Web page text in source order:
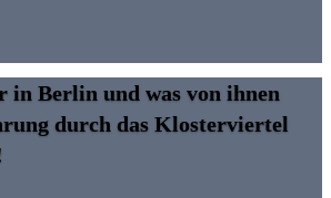
in Berlin und was von ihnen
durch das Klosterviertel